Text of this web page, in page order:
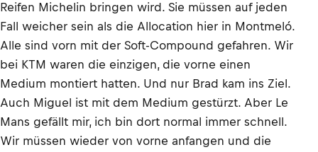
Reifen Michelin bringen wird. Sie müssen auf jeden
Fall weicher sein als die Allocation hier in Montmeló.
Alle sind vorn mit der Soft-Compound gefahren. Wir
bei KTM waren die einzigen, die vorne einen
Medium montiert hatten. Und nur Brad kam ins Ziel.
Auch Miguel ist mit dem Medium gestürzt. Aber Le
Mans gefällt mir, ich bin dort normal immer schnell.
Wir müssen wieder von vorne anfangen und die